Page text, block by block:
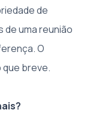
de
uma reunião
O
breve.